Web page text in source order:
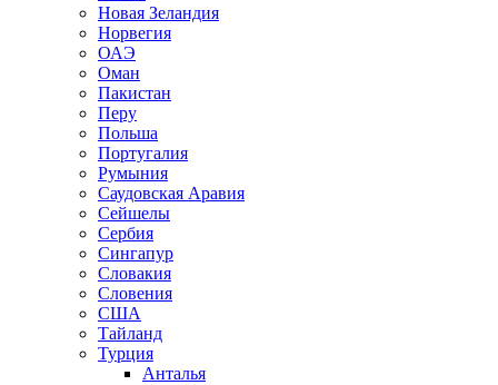
Новая Зеландия
Норвегия
ОАЭ
Оман
Пакистан
Перу
Польша
Португалия
Румыния
Саудовская Аравия
Сейшелы
Сербия
Сингапур
Словакия
Словения
США
Тайланд
Турция
Анталья